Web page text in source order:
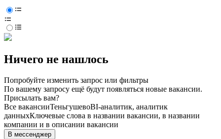
Ничего не нашлось
Попробуйте изменить запрос или фильтры
По вашему запросу ещё будут появляться новые вакансии.
Присылать вам?
Все вакансииТеньгушевоBI-аналитик, аналитик
данныхКлючевые слова в названии вакансии, в названии
компании и в описании вакансии
В мессенджер